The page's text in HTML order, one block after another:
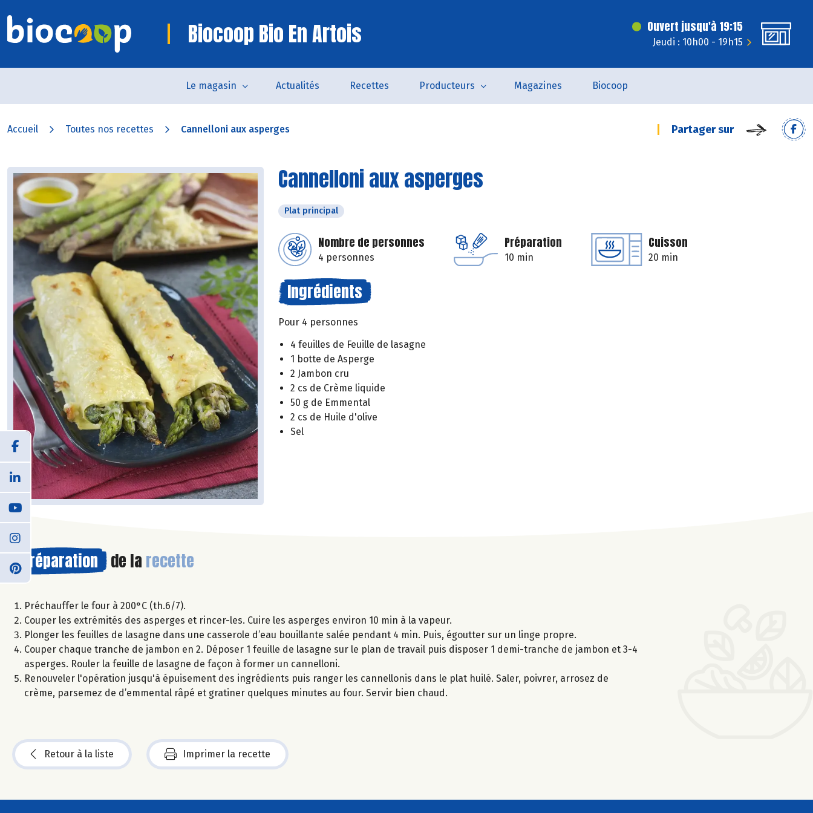
Biocoop Bio En Artois Ouvert jusqu'à 19:15
Jeudi : 10h00 - 19h15
Le magasin Actualités Recettes Producteurs Magazines Biocoop
Accueil Toutes nos recettes Cannelloni aux asperges Partager sur
Cannelloni aux asperges
Plat principal
Nombre de personnes
4 personnes
Préparation
10 min
Cuisson
20 min
Ingrédients
Pour 4 personnes
4 feuilles de Feuille de lasagne
1 botte de Asperge
2 Jambon cru
2 cs de Crème liquide
50 g de Emmental
2 cs de Huile d'olive
Sel
Préparation de la recette
Préchauffer le four à 200°C (th.6/7).
Couper les extrémités des asperges et rincer-les. Cuire les asperges environ 10 min à la vapeur.
Plonger les feuilles de lasagne dans une casserole d’eau bouillante salée pendant 4 min. Puis, égoutter sur un linge propre.
Couper chaque tranche de jambon en 2. Déposer 1 feuille de lasagne sur le plan de travail puis disposer 1 demi-tranche de jambon et 3-4
asperges. Rouler la feuille de lasagne de façon à former un cannelloni.
Renouveler l'opération jusqu'à épuisement des ingrédients puis ranger les cannellonis dans le plat huilé. Saler, poivrer, arrosez de
crème, parsemez de d’emmental râpé et gratiner quelques minutes au four. Servir bien chaud.
Retour à la liste Imprimer la recette